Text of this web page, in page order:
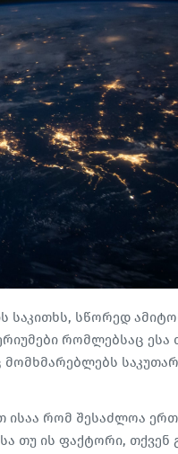
საკითხს, სწორედ
რომლებსაც ესა
საკუთარ
ისაა რომ შესაძლოა
თუ ის ფაქტორი, თქვენ